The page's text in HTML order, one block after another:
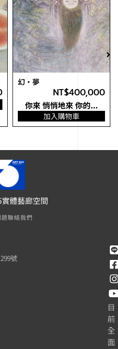
幻・夢
NT$400,000
你來 悄悄地來 你的...
加入購物車
體藝廊空間
聯絡我們
號
目
前
全
面